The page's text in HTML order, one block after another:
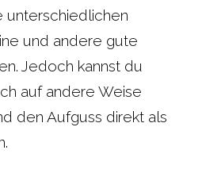
unterschiedlichen
und andere gute
Jedoch kannst du
auf andere Weise
den Aufguss direkt als